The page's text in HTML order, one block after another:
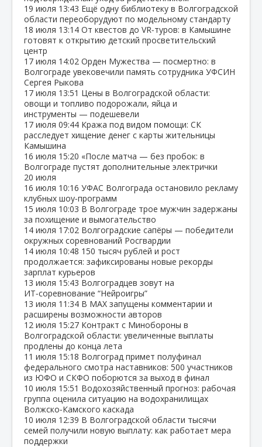
19 июля 13:43 Ещё одну библиотеку в Волгоградской
области переоборудуют по модельному стандарту
18 июля 13:14 От квестов до VR‑туров: в Камышине
готовят к открытию детский просветительский
центр
17 июля 14:02 Орден Мужества — посмертно: в
Волгограде увековечили память сотрудника УФСИН
Сергея Рыкова
17 июля 13:51 Цены в Волгоградской области:
овощи и топливо подорожали, яйца и
инструменты — подешевели
17 июля 09:44 Кража под видом помощи: СК
расследует хищение денег с карты жительницы
Камышина
16 июля 15:20 «После матча — без пробок: в
Волгограде пустят дополнительные электрички
20 июля
16 июля 10:16 УФАС Волгограда остановило рекламу
клубных шоу‑программ
15 июля 10:03 В Волгограде трое мужчин задержаны
за похищение и вымогательство
14 июля 17:02 Волгоградские сапёры — победители
окружных соревнований Росгвардии
14 июля 10:48 150 тысяч рублей и рост
продолжается: зафиксированы новые рекорды
зарплат курьеров
13 июля 15:43 Волгоградцев зовут на
ИТ‑соревнование “Нейроигры”
13 июля 11:34 В МАХ запущены комментарии и
расширены возможности авторов
12 июля 15:27 Контракт с Минобороны в
Волгоградской области: увеличенные выплаты
продлены до конца лета
11 июля 15:18 Волгоград примет полуфинал
федерального смотра наставников: 500 участников
из ЮФО и СКФО поборются за выход в финал
10 июля 15:51 Водохозяйственный прогноз: рабочая
группа оценила ситуацию на водохранилищах
Волжско‑Камского каскада
10 июля 12:39 В Волгоградской области тысячи
семей получили новую выплату: как работает мера
поддержки